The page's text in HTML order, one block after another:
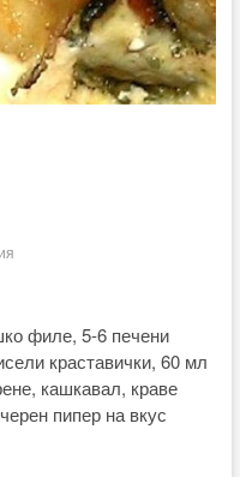
филе, 5-6 печени
краставички, 60 мл
кашкавал, краве
пипер на вкус